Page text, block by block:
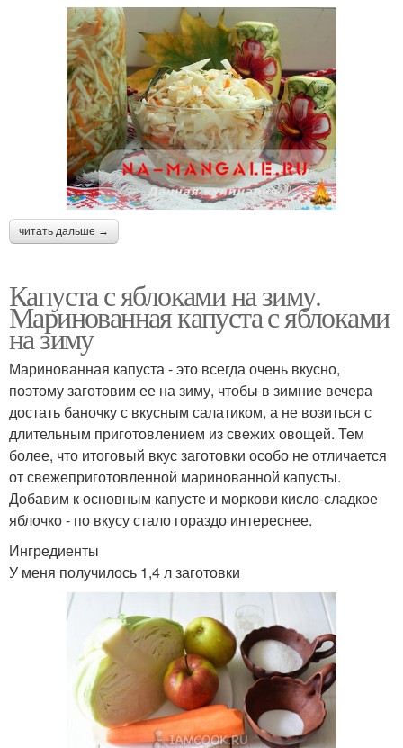
читать дальше →
Капуста с яблоками на зиму.
Маринованная капуста с яблоками
на зиму
Маринованная капуста - это всегда очень вкусно,
поэтому заготовим ее на зиму, чтобы в зимние вечера
достать баночку с вкусным салатиком, а не возиться с
длительным приготовлением из свежих овощей. Тем
более, что итоговый вкус заготовки особо не отличается
от свежеприготовленной маринованной капусты.
Добавим к основным капусте и моркови кисло-сладкое
яблочко - по вкусу стало гораздо интереснее.
Ингредиенты
У меня получилось 1,4 л заготовки